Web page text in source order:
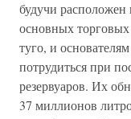
будучи
основных торговых
туго, и
потрудиться при
резервуаров. Их
37 миллионов